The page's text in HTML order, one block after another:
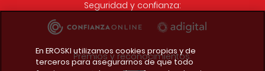
Seguridad y confianza:
Premios y reconocimientos:
En EROSKI utilizamos cookies propias y de
terceros para asegurarnos de que todo